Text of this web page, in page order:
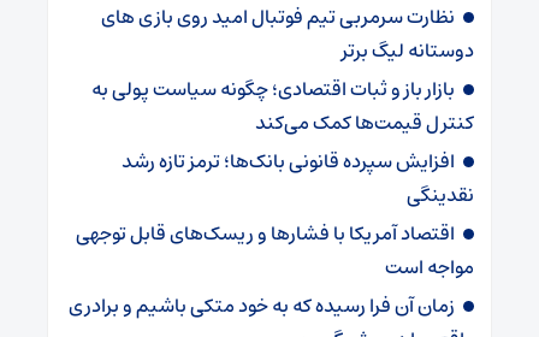
نظارت سرمربی تیم‌ فوتبال امید روی بازی های
دوستانه لیگ برتر
بازار باز و ثبات اقتصادی؛ چگونه سیاست پولی به
کنترل قیمت‌ها کمک می‌کند
افزایش سپرده قانونی بانک‌ها؛ ترمز تازه رشد
نقدینگی
اقتصاد آمریکا با فشارها و ریسک‌های قابل توجهی
مواجه است
زمان آن فرا رسیده که به خود متکی باشیم و برادری